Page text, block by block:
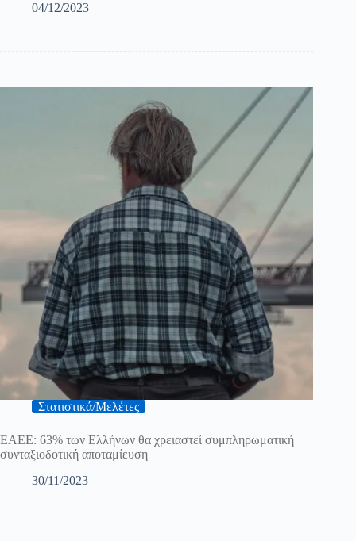
04/12/2023
Στατιστικά/Μελέτες
ΕΑΕΕ: 63% των Ελλήνων θα χρειαστεί συμπληρωματική
συνταξιοδοτική αποταμίευση
30/11/2023